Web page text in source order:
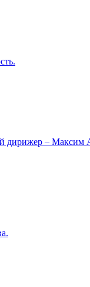
дирижер – Максим